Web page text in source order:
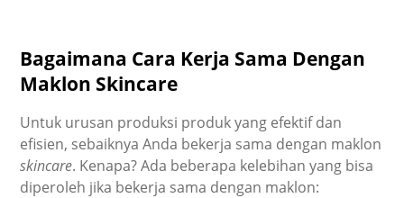
Bagaimana Cara Kerja Sama Dengan
Maklon Skincare
Untuk urusan produksi produk yang efektif dan
efisien, sebaiknya Anda bekerja sama dengan maklon
skincare. Kenapa? Ada beberapa kelebihan yang bisa
diperoleh jika bekerja sama dengan maklon: